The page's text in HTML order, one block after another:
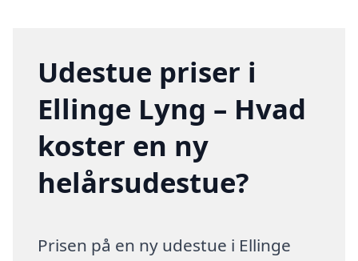
Udestue priser i
Ellinge Lyng – Hvad
koster en ny
helårsudestue?
Prisen på en ny udestue i Ellinge